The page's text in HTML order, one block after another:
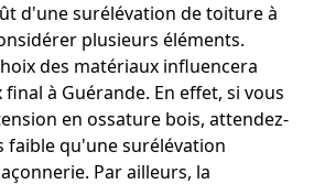
d'une surélévation de toiture à
plusieurs éléments.
des matériaux influencera
à Guérande. En effet, si vous
en ossature bois, attendez-
faible qu'une surélévation
Par ailleurs, la